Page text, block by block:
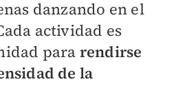
danzando en el
actividad es
para rendirse
de la